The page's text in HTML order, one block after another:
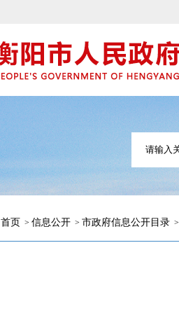
首页 > 信息公开 > 市政府信息公开目录 >